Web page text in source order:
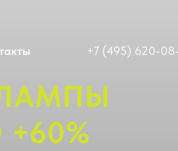
+7 (495) 620-
+60%